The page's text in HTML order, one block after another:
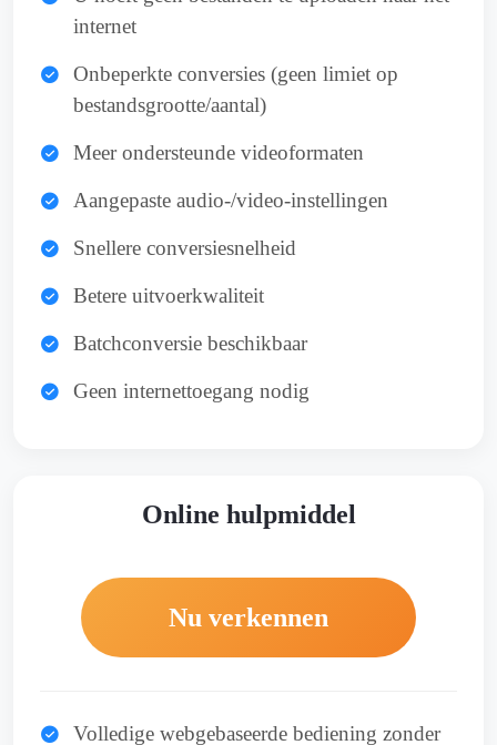
internet
Onbeperkte conversies (geen limiet op
bestandsgrootte/aantal)
Meer ondersteunde videoformaten
Aangepaste audio-/video-instellingen
Snellere conversiesnelheid
Betere uitvoerkwaliteit
Batchconversie beschikbaar
Geen internettoegang nodig
Online hulpmiddel
Nu verkennen
Volledige webgebaseerde bediening zonder